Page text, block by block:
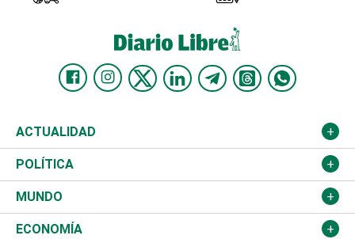
ACTUALIDAD
Nacional
Ciudad
Educación
POLÍTICA
Partidos
JCE
MUNDO
Estados Unidos
ECONOMÍA